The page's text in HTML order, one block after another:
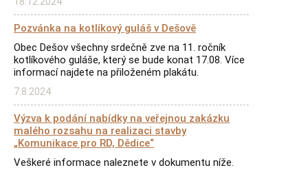
Pozvánka na kotlíkový guláš v Dešově
Obec Dešov všechny srdečně zve na 11. ročník
kotlíkového guláše, který se bude konat 17.08. Více
informací najdete na přiloženém plakátu.
7.8.2024
Výzva k podání nabídky na veřejnou zakázku
malého rozsahu na realizaci stavby
„Komunikace pro RD, Dědice“
Veškeré informace naleznete v dokumentu níže.